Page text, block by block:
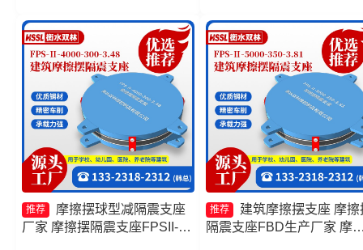
推荐
摩擦摆球型减隔震支座
厂家 摩擦摆隔震支座FPSII-
推荐
建筑摩擦摆支座 摩擦
隔震支座FBD生产厂家 摩